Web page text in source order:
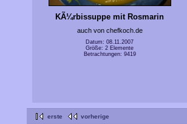
KÃ¼rbissuppe mit Rosmarin
auch von chefkoch.de
Datum: 08.11.2007
Größe: 2 Elemente
Betrachtungen: 9419
erste vorherige